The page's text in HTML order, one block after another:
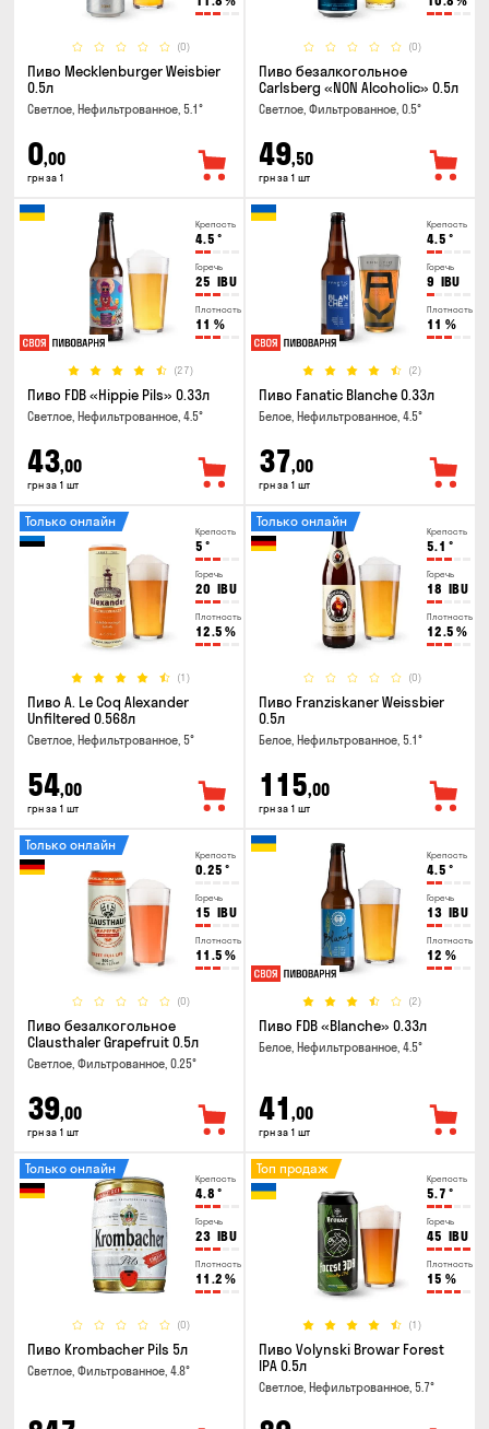
(0)
Пиво Mecklenburger Weisbier
0.5л
Светлое, Нефильтрованное, 5.1°
0,00
грн за 1
(0)
Пиво безалкогольное
Carlsberg «NON Alcoholic» 0.5л
Светлое, Фильтрованное, 0.5°
49,50
грн за 1 шт
Крепость
4.5 °
Горечь
25 IBU
Плотность
11 %
(27)
Пиво FDB «Hippie Pils» 0.33л
Светлое, Нефильтрованное, 4.5°
43,00
грн за 1 шт
Крепость
4.5 °
Горечь
9 IBU
Плотность
11 %
(2)
Пиво Fanatic Blanche 0.33л
Белое, Нефильтрованное, 4.5°
37,00
грн за 1 шт
Крепость
5 °
Горечь
20 IBU
Плотность
12.5 %
(1)
Только онлайн
Пиво A. Le Coq Alexander
Unfiltered 0.568л
Светлое, Нефильтрованное, 5°
54,00
грн за 1 шт
Крепость
5.1 °
Горечь
18 IBU
Плотность
12.5 %
(0)
Только онлайн
Пиво Franziskaner Weissbier
0.5л
Белое, Нефильтрованное, 5.1°
115,00
грн за 1 шт
Крепость
0.25 °
Горечь
15 IBU
Плотность
11.5 %
(0)
Только онлайн
Пиво безалкогольное
Clausthaler Grapefruit 0.5л
Светлое, Фильтрованное, 0.25°
39,00
грн за 1 шт
Крепость
4.5 °
Горечь
13 IBU
Плотность
12 %
(2)
Пиво FDB «Blanche» 0.33л
Белое, Нефильтрованное, 4.5°
41 ,00
грн за 1 шт
Крепость
4.8 °
Горечь
23 IBU
Плотность
11.2 %
(0)
Только онлайн
Пиво Krombacher Pils 5л
Светлое, Фильтрованное, 4.8°
Крепость
5.7 °
Горечь
45 IBU
Плотность
15 %
(1)
Топ продаж
Пиво Volynski Browar Forest
IPA 0.5л
Светлое, Нефильтрованное, 5.7°